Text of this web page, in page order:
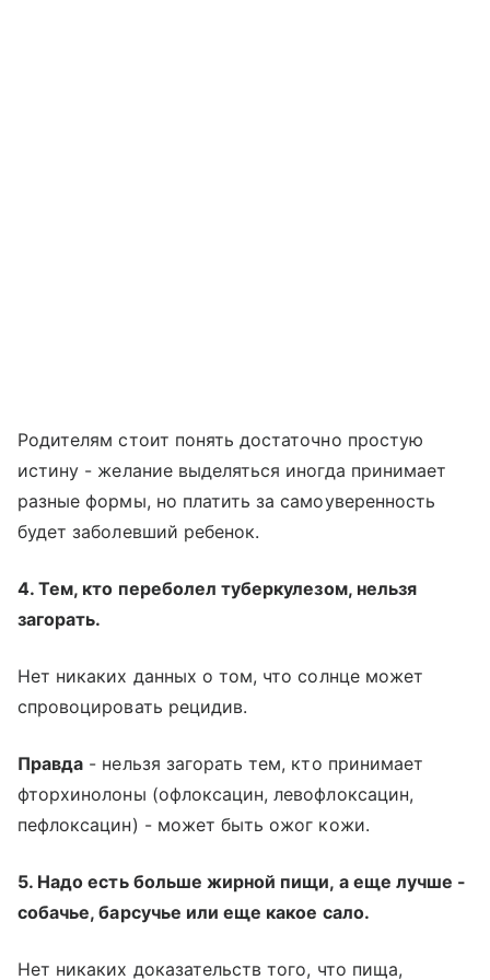
Родителям стоит понять достаточно простую
истину - желание выделяться иногда принимает
разные формы, но платить за самоуверенность
будет заболевший ребенок.
4. Тем, кто переболел туберкулезом, нельзя
загорать.
Нет никаких данных о том, что солнце может
спровоцировать рецидив.
Правда - нельзя загорать тем, кто принимает
фторхинолоны (офлоксацин, левофлоксацин,
пефлоксацин) - может быть ожог кожи.
5. Надо есть больше жирной пищи, а еще лучше -
собачье, барсучье или еще какое сало.
Нет никаких доказательств того, что пища,